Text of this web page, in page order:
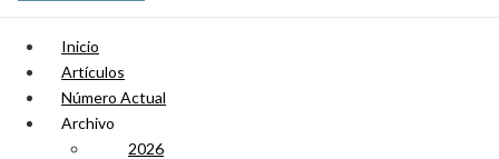
Inicio
Artículos
Número Actual
Archivo
2026